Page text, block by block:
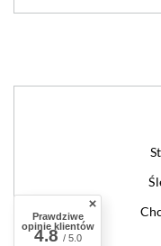
Prawdziwe
opinie klientów
4.8/ 5.0